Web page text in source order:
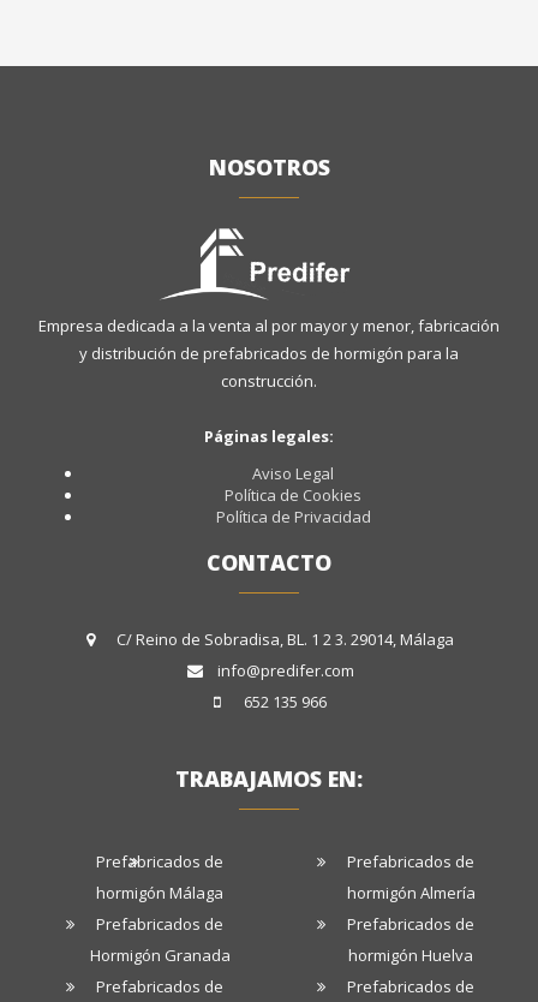
NOSOTROS
Empresa dedicada a la venta al por mayor y menor, fabricación
y distribución de prefabricados de hormigón para la
construcción.
Páginas legales:
Aviso Legal
Política de Cookies
Política de Privacidad
CONTACTO
C/ Reino de Sobradisa, BL. 1 2 3. 29014, Málaga
info@predifer.com
652 135 966
TRABAJAMOS EN:
Prefabricados de
hormigón Málaga
Prefabricados de
Hormigón Granada
Prefabricados de
Prefabricados de
hormigón Almería
Prefabricados de
hormigón Huelva
Prefabricados de